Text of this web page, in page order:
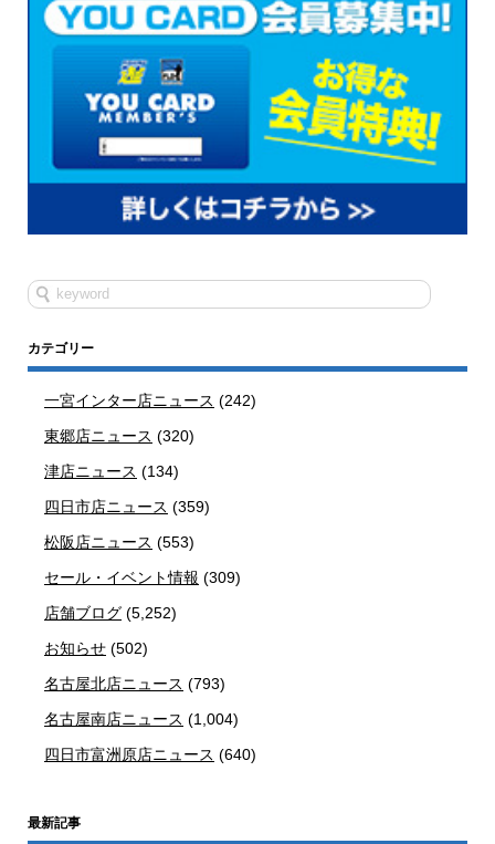
カテゴリー
一宮インター店ニュース (242)
東郷店ニュース (320)
津店ニュース (134)
四日市店ニュース (359)
松阪店ニュース (553)
セール・イベント情報 (309)
店舗ブログ (5,252)
お知らせ (502)
名古屋北店ニュース (793)
名古屋南店ニュース (1,004)
四日市富洲原店ニュース (640)
最新記事